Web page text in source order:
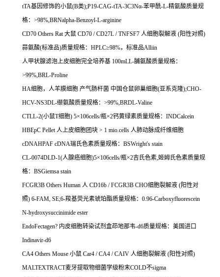
tTA基因修饰的小鼠(B类);P19-CAG-tTA-3C3Nα-苯甲酰-L-精氨酸质量规
格： >98%,BRNalpha-Benzoyl-L-arginine
CD70 Others Rat大鼠 CD70 / CD27L / TNFSF7 人细胞裂解液 (阳性对照)
蒜氨酸(标准品)质量规格： HPLC≥98%，标准品Alliin
人甲状腺滤泡上皮细胞完全培养基 100mLL-脯氨酸质量规格：
>99%,BRL-Proline
HA细胞，人羊膜细胞 产气肠杆菌 中国仓鼠卵巢细胞(亚系克隆);CHO-
HCV-NS3DL-缬氨酸质量规格： >99%,BRDL-Valine
CTLL-2(小鼠T细胞) 5×106cells/瓶×2钙黄绿素质量规格： INDCalcein
HBEpC Pellet人上皮细胞团块 > 1 mio.cells 人肺动脉成纤维细胞
cDNAHPAF cDNA瑞氏色素质量规格： BSWright's stain
CL-0074DLD-1(人腺癌细胞)5×106cells/瓶×2吉氏色素,姬姆氏色素质量规
格： BSGiemsa stain
FCGR3B Others Human 人 CD16b / FCGR3B CHO细胞裂解液 (阳性对
照) 6-FAM, SE;6-羧基荧光素琥珀酯质量规格： 0.96-Carboxyfluorescein
N-hydroxysuccinimide ester
EndoFectagen? 内皮细胞转染试剂盒茚地那韦-d6质量规格：美国进口
Indinavir-d6
CA4 Others Mouse 小鼠 Car4 / CA4 / CAIV 人细胞裂解液 (阳性对照)
MALTEXTRACT麦牙提取物细菌学级粉末COLD不sigma